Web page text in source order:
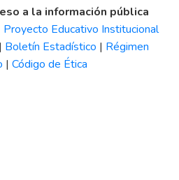
a la información pública
Proyecto Educativo Institucional
| Boletín Estadístico | Régimen
| Código de Ética